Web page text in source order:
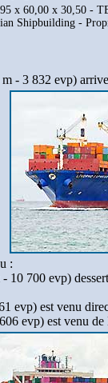
x 60,00 x 30,50 -
Shipbuilding -
- 3 832 evp)
:
10 700 evp)
evp) est venu
evp) est venu